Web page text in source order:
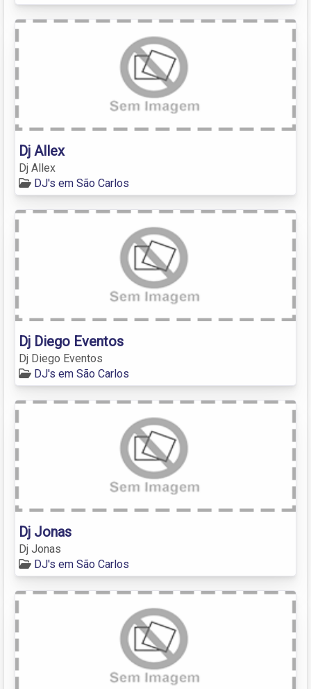
Dj Allex
Dj Allex
DJ's em São Carlos
Dj Diego Eventos
Dj Diego Eventos
DJ's em São Carlos
Dj Jonas
Dj Jonas
DJ's em São Carlos